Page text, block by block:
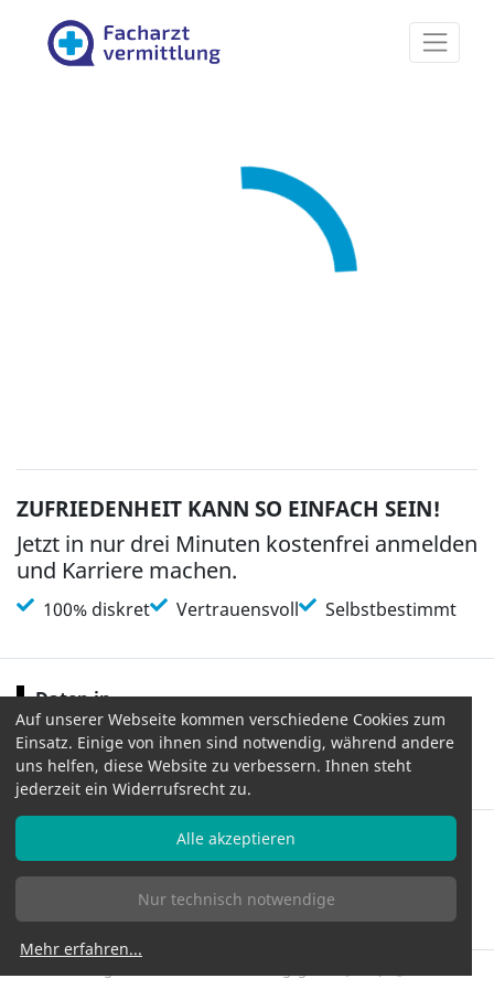
Facharztvermittlung
ZUFRIEDENHEIT KANN SO EINFACH SEIN!
Jetzt in nur drei Minuten kostenfrei anmelden
und Karriere machen.
100% diskret Vertrauensvoll Selbstbestimmt
Daten in
Frankfurt / Deutschland
100 % Datenschutz (DSGVO)
AGB Datenschutzbestimmungen
Bildnachweise
Auf unserer Webseite kommen verschiedene Cookies zum
Einsatz. Einige von ihnen sind notwendig, während andere
uns helfen, diese Website zu verbessern. Ihnen steht
jederzeit ein Widerrufsrecht zu.
Nur technisch notwendige
Alle akzeptieren
Mehr erfahren...